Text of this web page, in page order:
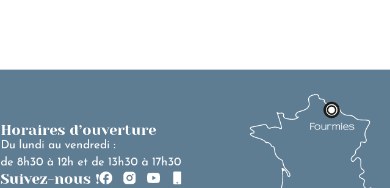
Horaires d’ouverture
Du lundi au vendredi :
de 8h30 à 12h et de 13h30 à 17h30
Suivez-nous !